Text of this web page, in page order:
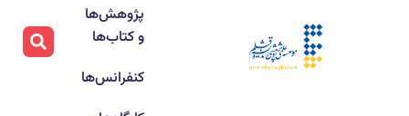
پژوهش‌ها
و کتاب‌ها
کنفرانس‌ها